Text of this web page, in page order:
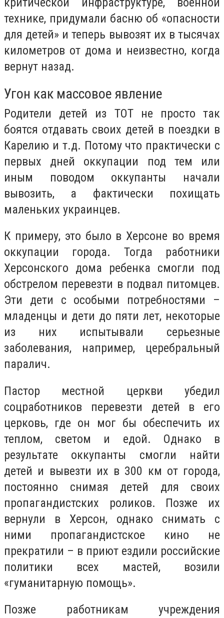
технике, придумали басню об «опасности
для детей» и теперь вывозят их в тысячах
километров от дома и неизвестно, когда
вернут назад.
Угон как массовое явление
Родители детей из ТОТ не просто так
боятся отдавать своих детей в поездки в
Карелию и т.д. Потому что практически с
первых дней оккупации под тем или
иным поводом оккупанты начали
вывозить, а фактически похищать
маленьких украинцев.
К примеру, это было в Херсоне во время
оккупации города. Тогда работники
Херсонского дома ребенка смогли под
обстрелом перевезти в подвал питомцев.
Эти дети с особыми потребностями –
младенцы и дети до пяти лет, некоторые
из них испытывали серьезные
заболевания, например, церебральный
паралич.
Пастор местной церкви убедил
соцработников перевезти детей в его
церковь, где он мог бы обеспечить их
теплом, светом и едой. Однако в
результате оккупанты смогли найти
детей и вывезти их в 300 км от города,
постоянно снимая детей для своих
пропагандистских роликов. Позже их
вернули в Херсон, однако снимать с
ними пропагандистское кино не
прекратили – в приют ездили российские
политики всех мастей, возили
«гуманитарную помощь».
Позже работникам учреждения